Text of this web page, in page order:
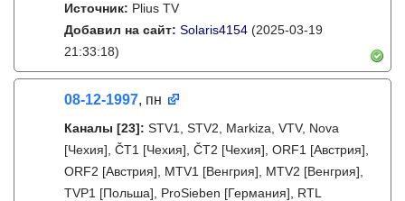
Источник: Plius TV
Добавил на сайт: Solaris4154 (2025-03-19
21:33:18)
08-12-1997, пн
Каналы [23]: STV1, STV2, Markiza, VTV, Nova
[Чехия], ČT1 [Чехия], ČT2 [Чехия], ORF1 [Австрия],
ORF2 [Австрия], MTV1 [Венгрия], MTV2 [Венгрия],
TVP1 [Польша], ProSieben [Германия], RTL